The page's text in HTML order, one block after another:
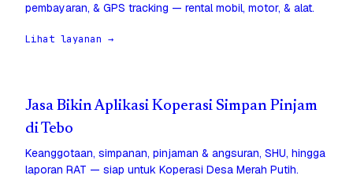
pembayaran, & GPS tracking — rental mobil, motor, & alat.
Lihat layanan →
Jasa Bikin Aplikasi Koperasi Simpan Pinjam
di Tebo
Keanggotaan, simpanan, pinjaman & angsuran, SHU, hingga
laporan RAT — siap untuk Koperasi Desa Merah Putih.